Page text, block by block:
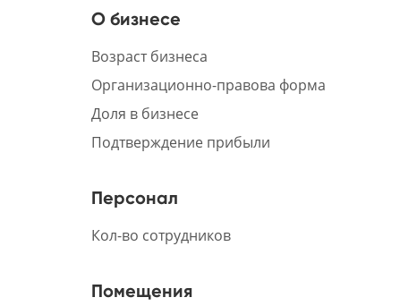
О бизнесе
Возраст бизнеса
Организационно-правова форма
Доля в бизнесе
Подтверждение прибыли
Персонал
Кол-во сотрудников
Помещения